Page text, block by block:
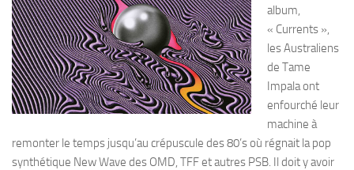
album,
« Currents »,
les Australiens
de Tame
Impala ont
enfourché leur
machine à
remonter le temps jusqu’au crépuscule des 80’s où régnait la pop
synthétique New Wave des OMD, TFF et autres PSB. Il doit y avoir